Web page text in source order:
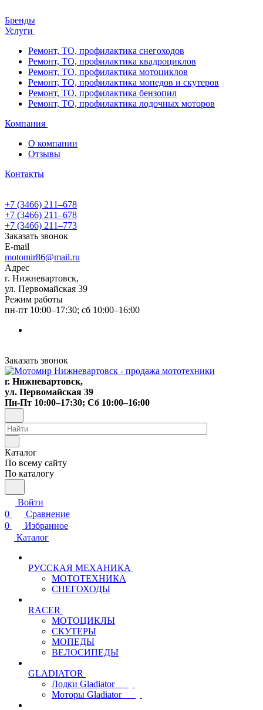
Бренды
Услуги
Ремонт, ТО, профилактика снегоходов
Ремонт, ТО, профилактика квадроциклов
Ремонт, ТО, профилактика мотоциклов
Ремонт, ТО, профилактика мопедов и скутеров
Ремонт, ТО, профилактика бензопил
Ремонт, ТО, профилактика лодочных моторов
Компания
О компании
Отзывы
Контакты
+7 (3466) 211‒678
+7 (3466) 211‒678
+7 (3466) 211‒773
Заказать звонок
E-mail
motomir86@mail.ru
Адрес
г. Нижневартовск,
ул. Первомайская 39
Режим работы
пн-пт 10:00–17:30; сб 10:00–16:00
Заказать звонок
г. Нижневартовск,
ул. Первомайская 39
Пн-Пт 10:00–17:30; Сб 10:00–16:00
Каталог
По всему сайту
По каталогу
Войти
0
Сравнение
0
Избранное
Каталог
РУССКАЯ МЕХАНИКА
МОТОТЕХНИКА
СНЕГОХОДЫ
RACER
МОТОЦИКЛЫ
СКУТЕРЫ
МОПЕДЫ
ВЕЛОСИПЕДЫ
GLADIATOR
Лодки Gladiator
Моторы Gladiator